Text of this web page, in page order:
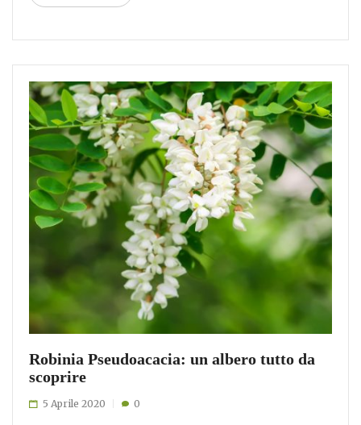
Robinia Pseudoacacia: un albero tutto da
scoprire
5 Aprile 2020 0